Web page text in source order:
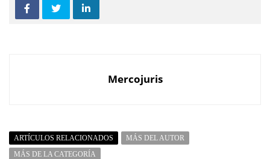
Mercojuris
ARTÍCULOS RELACIONADOS
MÁS DEL AUTOR
MÁS DE LA CATEGORÍA